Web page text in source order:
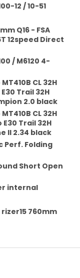
12 / 10-51
Q16 - FSA
12speed Direct
/ M6120 4-
CL 32H
Trail 32H
2.0 black
CL 32H
E30 Trail 32H
II 2.34 black
Perf. Folding
Short Open
internal
rizer15 760mm